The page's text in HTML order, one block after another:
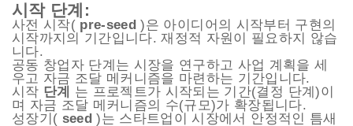
시작 단계:
사전 시작( pre-seed )은 아이디어의 시작부터 구현의
시작까지의 기간입니다. 재정적 자원이 필요하지 않습
니다.
공동 창업자 단계는 시장을 연구하고 사업 계획을 세
우고 자금 조달 메커니즘을 마련하는 기간입니다.
시작 단계
는 프로젝트가 시작되는 기간(결정 단계)이
며 자금 조달 메커니즘의 수(규모)가 확장됩니다.
성장기( seed )는 스타트업이 시장에서 안정적인 틈새